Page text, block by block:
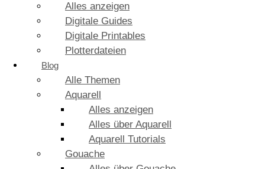
Alles anzeigen
Digitale Guides
Digitale Printables
Plotterdateien
Blog
Alle Themen
Aquarell
Alles anzeigen
Alles über Aquarell
Aquarell Tutorials
Gouache